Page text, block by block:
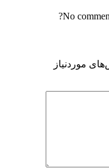
No
موردنیاز